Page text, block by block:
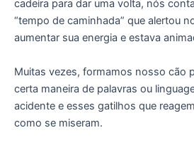
cadeira para dar uma volta, nós
“tempo de caminhada” que alertou
aumentar sua energia e estava
Muitas vezes, formamos nosso cão
certa maneira de palavras ou
acidente e esses gatilhos que
como se miseram.